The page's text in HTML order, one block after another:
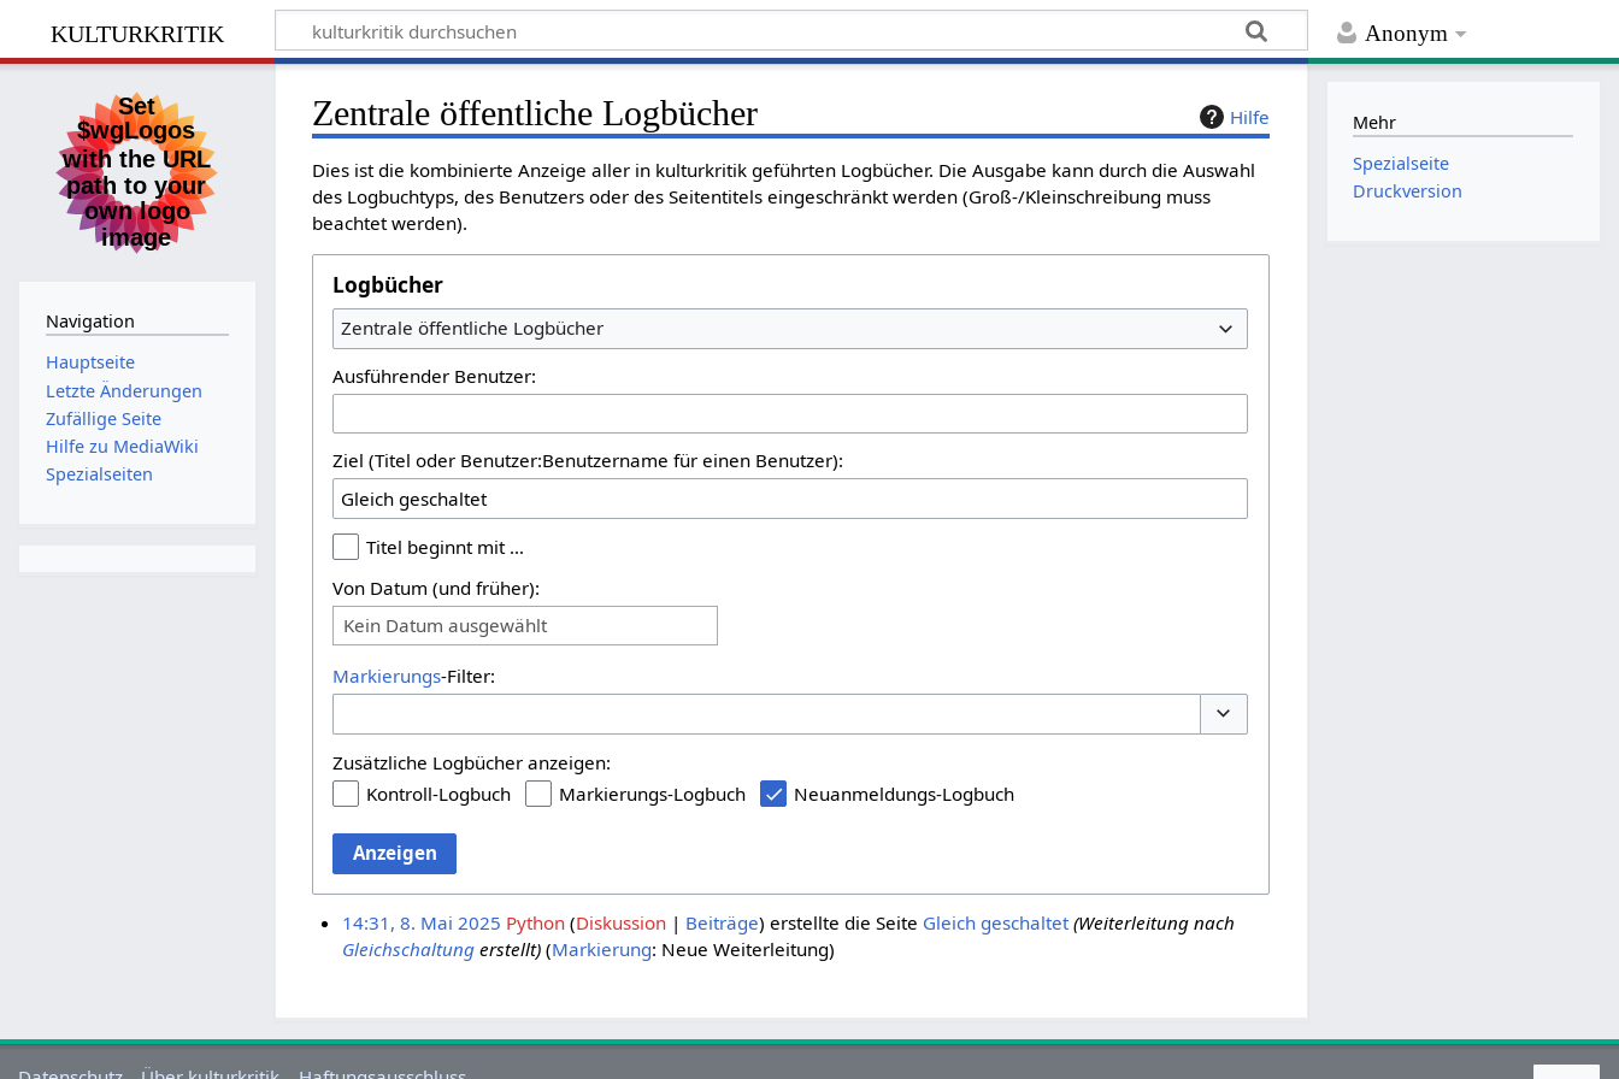
Anonym
kulturkritik
Hilfe
Zentrale öffentliche Logbücher
Dies ist die kombinierte Anzeige aller in kulturkritik geführten Logbücher. Die Ausgabe kann durch die Auswahl
des Logbuchtyps, des Benutzers oder des Seitentitels eingeschränkt werden (Groß-/Kleinschreibung muss
beachtet werden).
Logbücher
Zentrale öffentliche Logbücher
Ausführender Benutzer:
Ziel (Titel oder Benutzer:Benutzername für einen Benutzer):
Titel beginnt mit …
Von Datum (und früher):
Kein Datum ausgewählt
Markierungs-Filter:
Zusätzliche Logbücher anzeigen:
Kontroll-Logbuch
Markierungs-Logbuch Neuanmeldungs-Logbuch
Anzeigen
14:31, 8. Mai 2025 Python Diskussion Beiträge erstellte die Seite Gleich geschaltet (Weiterleitung nach
Gleichschaltungerstellt) Markierung: Neue Weiterleitung
Navigation
Hauptseite
Letzte Änderungen
Zufällige Seite
Hilfe zu MediaWiki
Spezialseiten
Mehr
Spezialseite
Druckversion